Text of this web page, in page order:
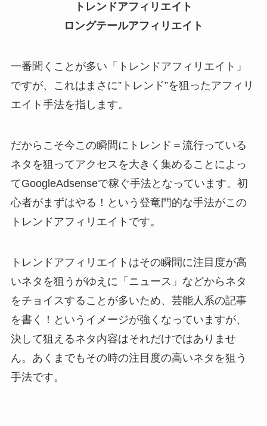
トレンドアフィリエイト
ロングテールアフィリエイト
一番聞くことが多い「トレンドアフィリエイト」
ですが、これはまさに”トレンド”を狙ったアフィリ
エイト手法を指します。
だからこそ今この瞬間に トレンド＝流行っている
ネタを狙ってアクセスを大きく集める ことによっ
てGoogleAdsenseで稼ぐ手法となっています。初
心者がまずはやる！という登竜門的な手法がこの
トレンドアフィリエイトです。
トレンドアフィリエイトはその瞬間に注目度が高
いネタを狙うがゆえに「ニュース」などからネタ
をチョイスすることが多いため、芸能人系の記事
を書く！というイメージが強くなっていますが、
決して狙えるネタ内容はそれだけではありませ
ん。あくまでもその時の注目度の高いネタを狙う
手法です。